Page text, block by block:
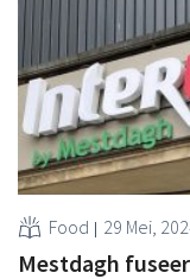
Food 29 Mei,
Mestdagh